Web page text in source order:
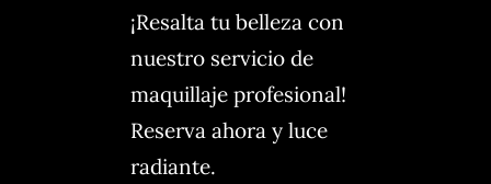
¡Resalta tu belleza con
nuestro servicio de
maquillaje profesional!
Reserva ahora y luce
radiante.